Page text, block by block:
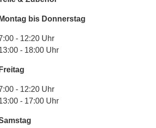
Montag bis Donnerstag
- 12:20 Uhr
- 18:00 Uhr
Freitag
- 12:20 Uhr
- 17:00 Uhr